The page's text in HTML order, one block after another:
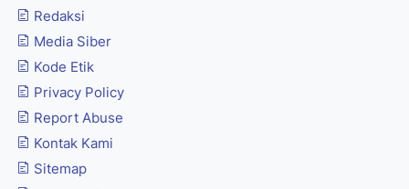
Redaksi
Media Siber
Kode Etik
Privacy Policy
Report Abuse
Kontak Kami
Sitemap